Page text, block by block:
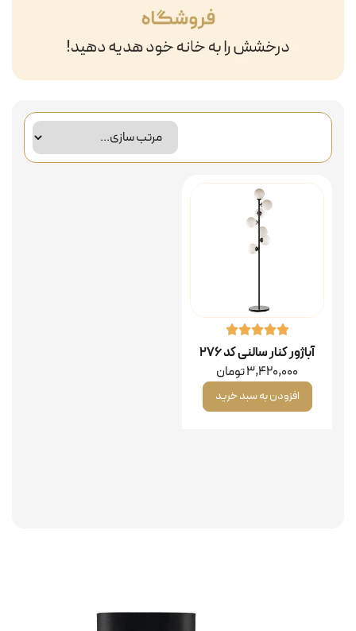
آباژور کنار سالنی کد ۲۷۶
3,420,000تومان
افزودن به سبد خرید